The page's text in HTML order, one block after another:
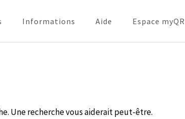
Informations Aide Espace myQR
Une recherche vous aiderait peut-être.